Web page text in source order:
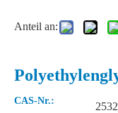
Anteil an:
CAS-Nr.: